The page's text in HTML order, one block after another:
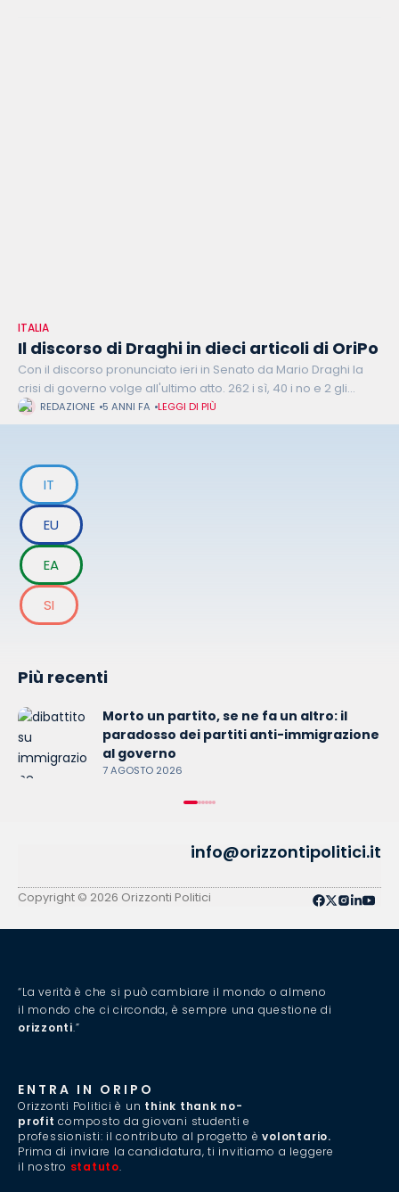
ITALIA
Il discorso di Draghi in dieci articoli di OriPo
Con il discorso pronunciato ieri in Senato da Mario Draghi la
crisi di governo volge all'ultimo atto. 262 i sì, 40 i no e 2 gli
astenuti: sono questi i
REDAZIONE 5 ANNI FA LEGGI DI PIÙ
IT
EU
EA
SI
Più recenti
Morto un partito, se ne fa un altro: il
paradosso dei partiti anti-immigrazione
al governo
7 AGOSTO 2026
info@orizzontipolitici.it
Copyright © 2026 Orizzonti Politici
“La verità è che si può cambiare il mondo o almeno
il mondo che ci circonda, è sempre una questione di
orizzonti.”
ENTRA IN ORIPO
Orizzonti Politici è un think thank no-
profit composto da giovani studenti e
professionisti: il contributo al progetto èvolontario.
Prima di inviare la candidatura, ti invitiamo a leggere
il nostro statuto.